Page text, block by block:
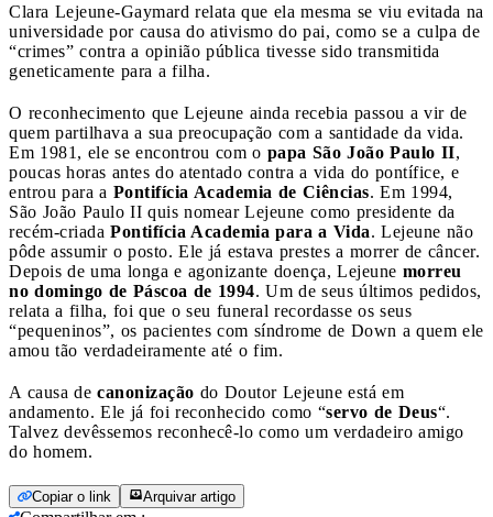
Clara Lejeune-Gaymard relata que ela mesma se viu evitada na
universidade por causa do ativismo do pai, como se a culpa de
“crimes” contra a opinião pública tivesse sido transmitida
geneticamente para a filha.
O reconhecimento que Lejeune ainda recebia passou a vir de
quem partilhava a sua preocupação com a santidade da vida.
Em 1981, ele se encontrou com o papa São João Paulo II,
poucas horas antes do atentado contra a vida do pontífice, e
entrou para a Pontifícia Academia de Ciências. Em 1994,
São João Paulo II quis nomear Lejeune como presidente da
recém-criada Pontifícia Academia para a Vida. Lejeune não
pôde assumir o posto. Ele já estava prestes a morrer de câncer.
Depois de uma longa e agonizante doença, Lejeune morreu
no domingo de Páscoa de 1994. Um de seus últimos pedidos,
relata a filha, foi que o seu funeral recordasse os seus
“pequeninos”, os pacientes com síndrome de Down a quem ele
amou tão verdadeiramente até o fim.
A causa de canonização do Doutor Lejeune está em
andamento. Ele já foi reconhecido como “servo de Deus“.
Talvez devêssemos reconhecê-lo como um verdadeiro amigo
do homem.
Copiar o link Arquivar artigo